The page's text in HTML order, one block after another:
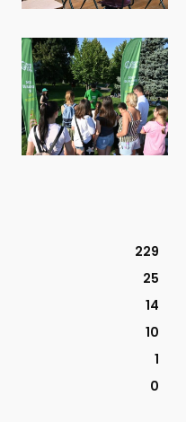
229
25
14
10
1
0